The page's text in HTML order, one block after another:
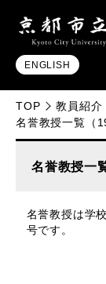
ENGLISH
TOP 教員紹介
名誉教授一覧（
名誉教授一
名誉教授は学
号です。